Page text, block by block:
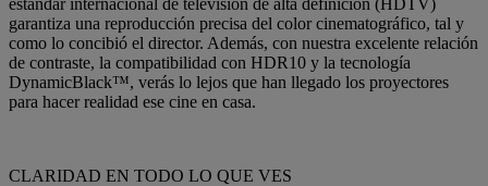
garantiza una reproducción precisa del color cinematográfico, tal y
como lo concibió el director. Además, con nuestra excelente relación
de contraste, la compatibilidad con HDR10 y la tecnología
DynamicBlack™, verás lo lejos que han llegado los proyectores
para hacer realidad ese cine en casa.
CLARIDAD EN TODO LO QUE VES